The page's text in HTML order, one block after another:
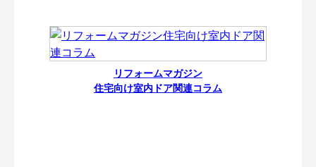
リフォームマガジン
住宅向け室内ドア関連コラム